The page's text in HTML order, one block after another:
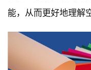
能，从而更好地理解